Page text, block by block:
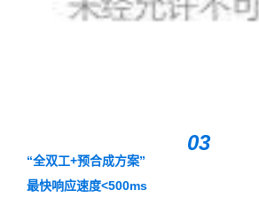
03
“全双工+预合成方案”
最快响应速度<500ms